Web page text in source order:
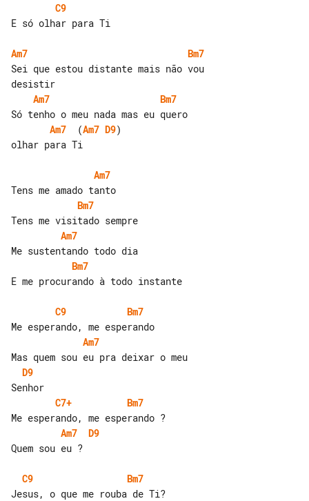
C9
E só olhar para Ti
Am7
Bm7
Sei que estou distante mais não vou
Am7
Bm7
Am7
  (
Am7 D9)
olhar para Ti
Am7
Bm7
Am7
Bm7
E me procurando à todo instante
C9
Bm7
Am7
D9
C7+
Bm7
Am7
D9
Quem sou eu ?
C9
Bm7